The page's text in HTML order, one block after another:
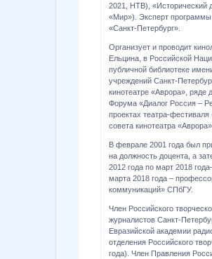
2021, НТВ), «Исторический
«Мир»). Эксперт
«Санкт-Петербург».
Организует и проводит
Ельцина, в Российской
публичной библиотеке
учреждений Санкт-
кинотеатре «Аврора», ряде
Форума «Диалог Россия –
проектах театра-
совета кинотеатра
В феврале 2001 года был
на должность доцента, а
2012 года по март 2018
марта 2018 года –
коммуникаций» СПбГУ.
Член Российского
журналистов Санкт-
Евразийской академии
отделения Российского
года). Член Правления